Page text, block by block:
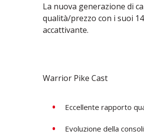
La nuova generazione di
qualità/prezzo con i suoi
accattivante.
Warrior Pike Cast
Eccellente rapporto
Evoluzione della